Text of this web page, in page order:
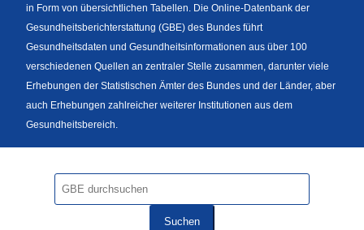
Fußzeile
in Form von übersichtlichen Tabellen. Die Online-Datenbank der
Gesundheitsberichterstattung (GBE) des Bundes führt
Gesundheitsdaten und Gesundheitsinformationen aus über 100
verschiedenen Quellen an zentraler Stelle zusammen, darunter viele
Erhebungen der Statistischen Ämter des Bundes und der Länder, aber
auch Erhebungen zahlreicher weiterer Institutionen aus dem
Gesundheitsbereich.
Suchen